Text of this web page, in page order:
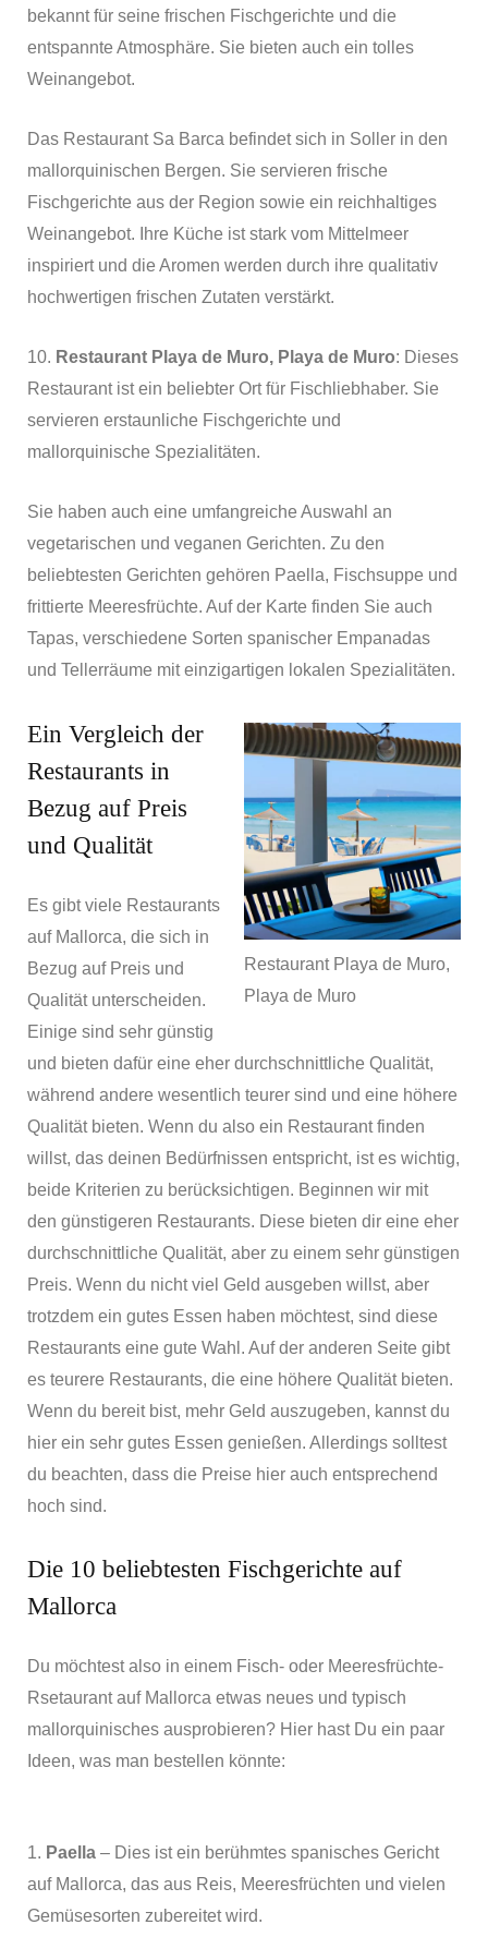
bekannt für seine frischen Fischgerichte und die
entspannte Atmosphäre. Sie bieten auch ein tolles
Weinangebot.
Das Restaurant Sa Barca befindet sich in Soller in den
mallorquinischen Bergen. Sie servieren frische
Fischgerichte aus der Region sowie ein reichhaltiges
Weinangebot. Ihre Küche ist stark vom Mittelmeer
inspiriert und die Aromen werden durch ihre qualitativ
hochwertigen frischen Zutaten verstärkt.
10. Restaurant Playa de Muro, Playa de Muro: Dieses
Restaurant ist ein beliebter Ort für Fischliebhaber. Sie
servieren erstaunliche Fischgerichte und
mallorquinische Spezialitäten.
Sie haben auch eine umfangreiche Auswahl an
vegetarischen und veganen Gerichten. Zu den
beliebtesten Gerichten gehören Paella, Fischsuppe und
frittierte Meeresfrüchte. Auf der Karte finden Sie auch
Tapas, verschiedene Sorten spanischer Empanadas
und Tellerräume mit einzigartigen lokalen Spezialitäten.
Restaurant Playa de Muro,
Playa de Muro
Ein Vergleich der
Restaurants in
Bezug auf Preis
und Qualität
Es gibt viele Restaurants
auf Mallorca, die sich in
Bezug auf Preis und
Qualität unterscheiden.
Einige sind sehr günstig
und bieten dafür eine eher durchschnittliche Qualität,
während andere wesentlich teurer sind und eine höhere
Qualität bieten. Wenn du also ein Restaurant finden
willst, das deinen Bedürfnissen entspricht, ist es wichtig,
beide Kriterien zu berücksichtigen. Beginnen wir mit
den günstigeren Restaurants. Diese bieten dir eine eher
durchschnittliche Qualität, aber zu einem sehr günstigen
Preis. Wenn du nicht viel Geld ausgeben willst, aber
trotzdem ein gutes Essen haben möchtest, sind diese
Restaurants eine gute Wahl. Auf der anderen Seite gibt
es teurere Restaurants, die eine höhere Qualität bieten.
Wenn du bereit bist, mehr Geld auszugeben, kannst du
hier ein sehr gutes Essen genießen. Allerdings solltest
du beachten, dass die Preise hier auch entsprechend
hoch sind.
Die 10 beliebtesten Fischgerichte auf
Mallorca
Du möchtest also in einem Fisch- oder Meeresfrüchte-
Rsetaurant auf Mallorca etwas neues und typisch
mallorquinisches ausprobieren? Hier hast Du ein paar
Ideen, was man bestellen könnte:
1. Paella – Dies ist ein berühmtes spanisches Gericht
auf Mallorca, das aus Reis, Meeresfrüchten und vielen
Gemüsesorten zubereitet wird.